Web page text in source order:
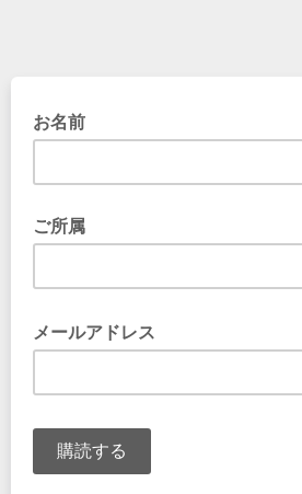
お名前
ご所属
メールアドレス